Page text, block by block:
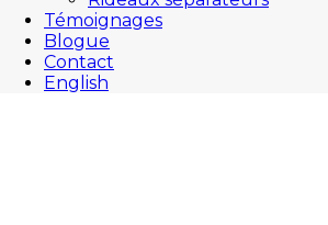
Témoignages
Blogue
Contact
English